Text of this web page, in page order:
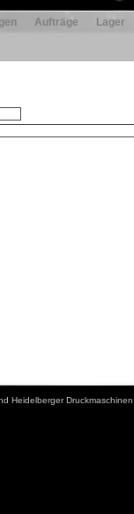
Aufträge Lager
Heidelberger